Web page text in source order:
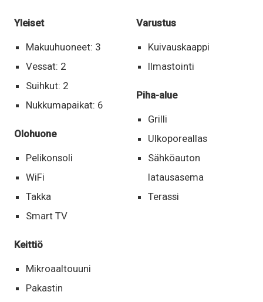
Yleiset
Makuuhuoneet: 3
Vessat: 2
Suihkut: 2
Nukkumapaikat: 6
Olohuone
Pelikonsoli
WiFi
Takka
Smart TV
Keittiö
Mikroaaltouuni
Pakastin
Varustus
Kuivauskaappi
Ilmastointi
Piha-alue
Grilli
Ulkoporeallas
Sähköauton
latausasema
Terassi